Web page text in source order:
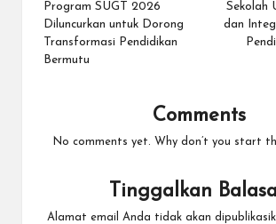
navigation
Program SUGT 2026
Diluncurkan untuk Dorong
Transformasi Pendidikan
Bermutu
Sekolah
dan
Comments
No comments yet. Why don’t you start
Tinggalkan
Alamat email Anda tidak akan